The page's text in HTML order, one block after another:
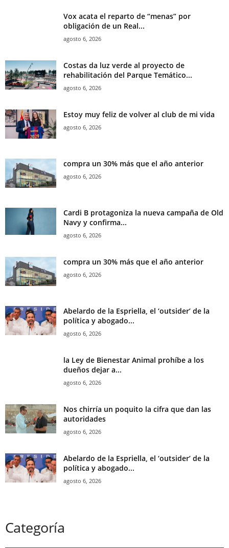
Vox acata el reparto de “menas” por
obligación de un Real...
agosto 6, 2026
Costas da luz verde al proyecto de
rehabilitación del Parque Temático...
agosto 6, 2026
Estoy muy feliz de volver al club de mi vida
agosto 6, 2026
compra un 30% más que el año anterior
agosto 6, 2026
Cardi B protagoniza la nueva campaña de Old
Navy y confirma...
agosto 6, 2026
compra un 30% más que el año anterior
agosto 6, 2026
Abelardo de la Espriella, el ‘outsider’ de la
política y abogado...
agosto 6, 2026
la Ley de Bienestar Animal prohíbe a los
dueños dejar a...
agosto 6, 2026
Nos chirría un poquito la cifra que dan las
autoridades
agosto 6, 2026
Abelardo de la Espriella, el ‘outsider’ de la
política y abogado...
agosto 6, 2026
Categoría